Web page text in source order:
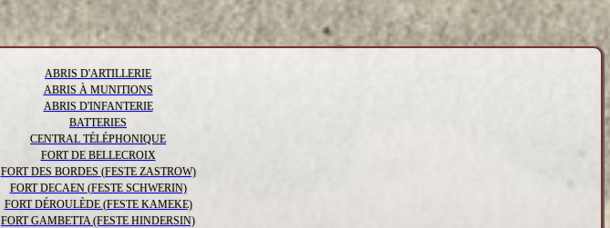
ABRIS D'ARTILLERIE
ABRIS À MUNITIONS
ABRIS D'INFANTERIE
BATTERIES
CENTRAL TÉLÉPHONIQUE
FORT DE BELLECROIX
FORT DES BORDES (FESTE ZASTROW)
FORT DECAEN (FESTE SCHWERIN)
FORT DÉROULÈDE (FESTE KAMEKE)
FORT GAMBETTA (FESTE HINDERSIN)